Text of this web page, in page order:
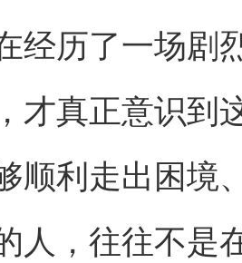
经历了一场剧
才真正意识到
顺利走出困境
人，往往不是